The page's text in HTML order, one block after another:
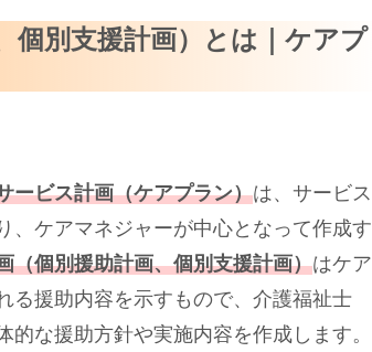
個別支援計画）とは｜ケアプ
ービス計画（ケアプラン）は、サービス
、ケアマネジャーが中心となって作成す
（個別援助計画、個別支援計画）はケア
る援助内容を示すもので、介護福祉士
な援助方針や実施内容を作成します。